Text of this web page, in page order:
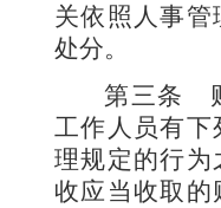
关依照人事管
处分。
第三条
工作人员有下
理规定的行为
收应当收取的